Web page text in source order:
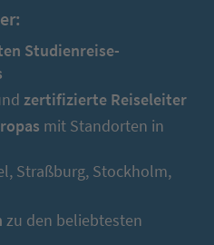
Studienreise-
zertifizierte Reiseleiter
mit Standorten in
Straßburg, Stockholm,
zu den beliebtesten